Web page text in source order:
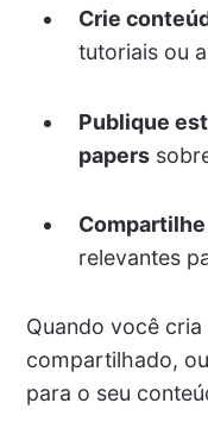
Crie
tutoriais ou
Publique
papers
relevantes
Quando você
compartilhado,
para o seu